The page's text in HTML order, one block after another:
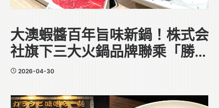
大澳蝦醬百年旨味新鍋！株式会
社旗下三大火鍋品牌聯乘「勝利
香蝦廠」
2026-04-30